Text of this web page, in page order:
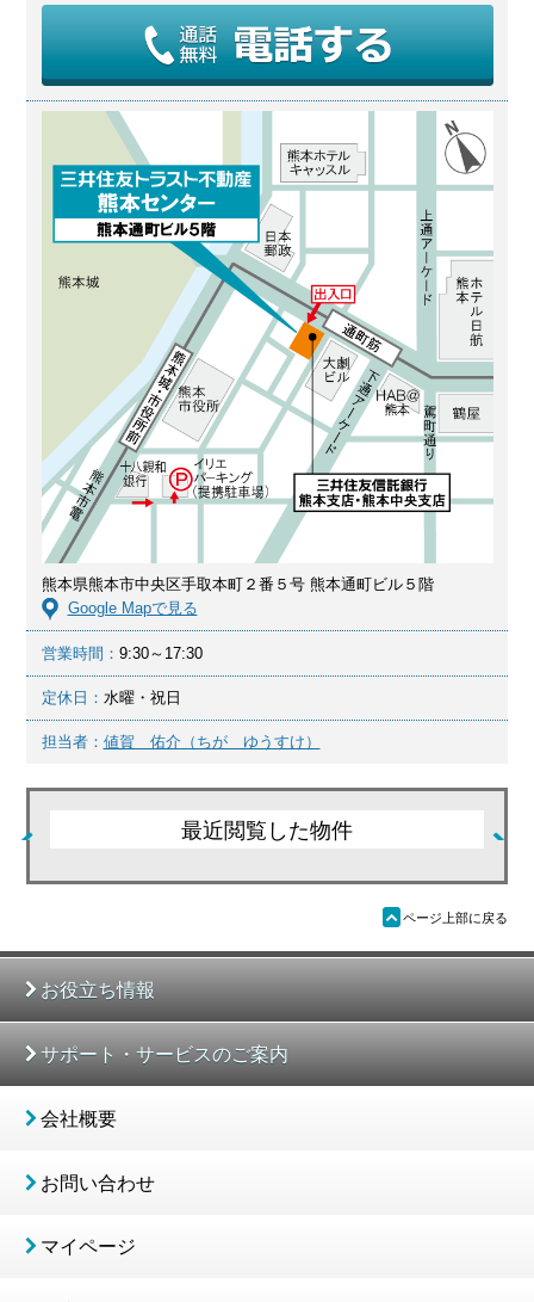
熊本県熊本市中央区手取本町２番５号 熊本通町ビル５階
Google Mapで見る
営業時間： 9:30～17:30
定休日： 水曜・祝日
担当者： 値賀 佑介（ちが ゆうすけ）
最近閲覧した物件
ü ページ上部に戻る
お役立ち情報
サポート・サービスのご案内
会社概要
お問い合わせ
マイページ